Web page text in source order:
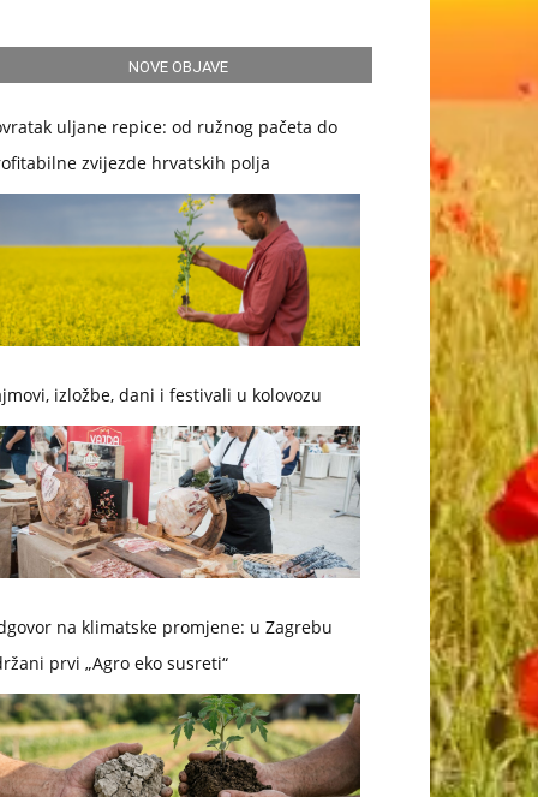
NOVE OBJAVE
uljane repice: od ružnog pačeta do
zvijezde hrvatskih polja
izložbe, dani i festivali u kolovozu
na klimatske promjene: u Zagrebu
prvi „Agro eko susreti“